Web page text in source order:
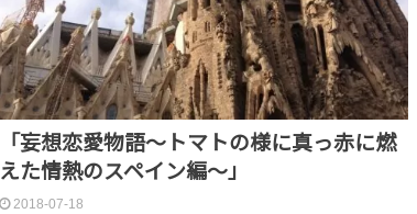
「妄想恋愛物語〜トマトの様に真っ赤に燃
えた情熱のスペイン編〜」
2018-07-18